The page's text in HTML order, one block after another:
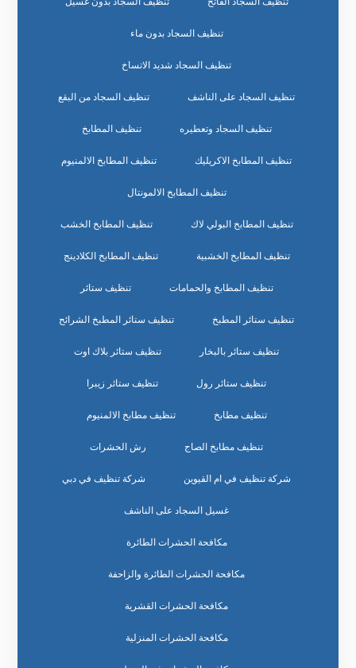
تنظيف السجاد بدون ماء
تنظيف السجاد شديد الاتساخ
تنظيف السجاد على الناشف تنظيف السجاد من البقع
تنظيف السجاد وتعطيره تنظيف المطابخ
تنظيف المطابخ الاكريليك تنظيف المطابخ الالمنيوم
تنظيف المطابخ الالمونتال
تنظيف المطابخ البولي لاك تنظيف المطابخ الخشب
تنظيف المطابخ الخشبية تنظيف المطابخ الكلادينج
تنظيف المطابخ والحمامات تنظيف ستائر
تنظيف ستائر المطبخ تنظيف ستائر المطبخ الشرائح
تنظيف ستائر بالبخار تنظيف ستائر بلاك اوت
تنظيف ستائر رول تنظيف ستائر زيبرا
تنظيف مطابخ تنظيف مطابخ الالمنيوم
تنظيف مطابخ الصاج رش الحشرات
شركة تنظيف في ام القيوين شركة تنظيف في دبي
غسيل السجاد على الناشف
مكافحة الحشرات الطائرة
مكافحة الحشرات الطائرة والزاحفة
مكافحة الحشرات القشرية
مكافحة الحشرات المنزلية